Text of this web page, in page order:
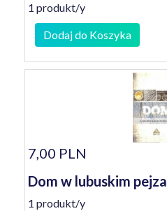
1 produkt/y
Dodaj do Koszyka
7,00 PLN
Dom w lubuskim
1 produkt/y